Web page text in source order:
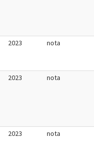
2023 nota
2023 nota
2023 nota